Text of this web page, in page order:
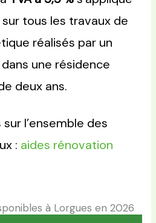
tous les travaux de
réalisés par un
une résidence
deux ans.
l’ensemble des
: aides rénovation
à Lorgues en 2026